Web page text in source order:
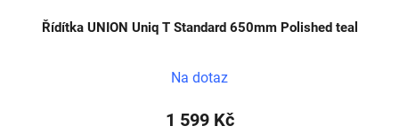
Řídítka UNION Uniq T Standard 650mm Polished teal
Na dotaz
1 599 Kč